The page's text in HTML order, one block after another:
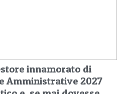
innamorato di
Amministrative 2027